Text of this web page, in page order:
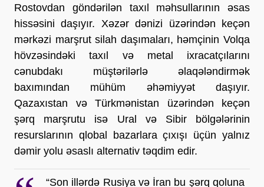
Rostovdan göndərilən taxıl məhsullarının əsas
hissəsini daşıyır. Xəzər dənizi üzərindən keçən
mərkəzi marşrut silah daşımaları, həmçinin Volqa
hövzəsindəki taxıl və metal ixracatçılarını
cənubdakı müştərilərlə əlaqələndirmək
baxımından mühüm əhəmiyyət daşıyır.
Qazaxıstan və Türkmənistan üzərindən keçən
şərq marşrutu isə Ural və Sibir bölgələrinin
resurslarının qlobal bazarlara çıxışı üçün yalnız
dəmir yolu əsaslı alternativ təqdim edir.
“Son illərdə Rusiya və İran bu şərq qoluna